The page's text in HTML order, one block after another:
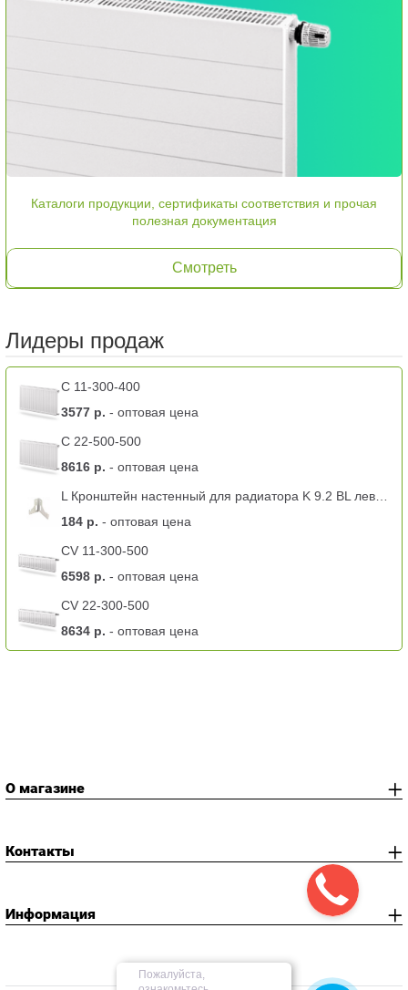
Пожалуйста,
Каталоги продукции, сертификаты соответствия и прочая
полезная документация
Смотреть
Лидеры продаж
C 11-300-400
3577 р. - оптовая цена
C 22-500-500
8616 р. - оптовая цена
184 р. - оптовая цена
CV 11-300-500
6598 р. - оптовая цена
CV 22-300-500
8634 р. - оптовая цена
О магазине
Контакты
Информация